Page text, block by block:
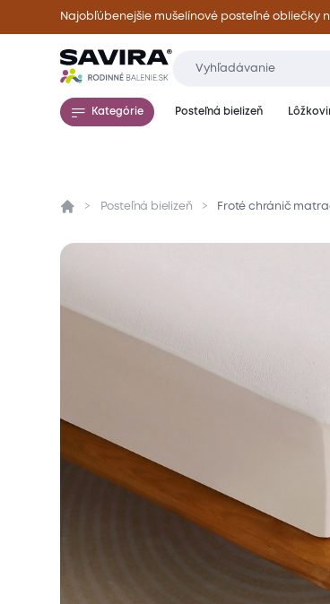
Najobľúbenejšie mušelínové posteľné obliečky
Kategórie Posteľná bielizeň
Prehľad Parametre Popis
Posteľná bielizeň Froté chránič